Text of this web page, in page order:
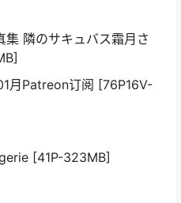
隣のサキュバス霜月さ
月Patreon订阅 [76P16V-
[41P-323MB]